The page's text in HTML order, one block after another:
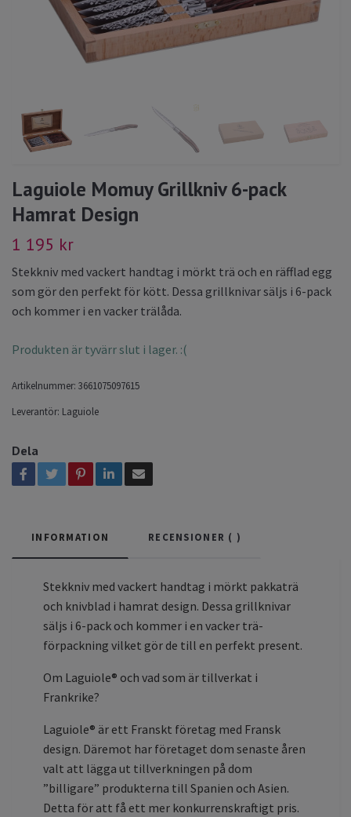
Laguiole Momuy Grillkniv 6-pack
Hamrat Design
1 195 kr
Stekkniv med vackert handtag i mörkt trä och en räfflad egg
som gör den perfekt för kött. Dessa grillknivar säljs i 6-pack
och kommer i en vacker trälåda.
Produkten är tyvärr slut i lager. :(
Artikelnummer: 3661075097615
Leverantör: Laguiole
Dela
INFORMATION RECENSIONER ( )
Stekkniv med vackert handtag i mörkt pakkaträ
och knivblad i hamrat design. Dessa grillknivar
säljs i 6-pack och kommer i en vacker trä-
förpackning vilket gör de till en perfekt present.
Om Laguiole® och vad som är tillverkat i
Frankrike?
Laguiole® är ett Franskt företag med Fransk
design. Däremot har företaget dom senaste åren
valt att lägga ut tillverkningen på dom
”billigare” produkterna till Spanien och Asien.
Detta för att få ett mer konkurrenskraftigt pris.